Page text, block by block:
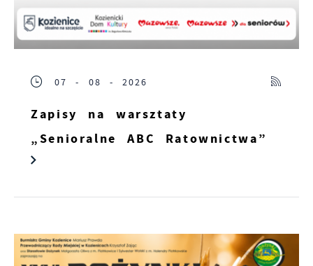
07 - 08 - 2026
Zapisy na warsztaty
„Senioralne ABC Ratownictwa”